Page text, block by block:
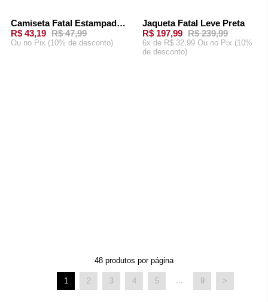
-10%Camiseta Fatal Estampada Azul Marinho
R$ 43,19 R$ 47,99
Ou no Pix (10% de desconto)
-17%
Jaqueta Fatal Leve Preta
R$ 197,99 R$ 239,99
6x de R$ 32,99 Ou no Pix (10%
de desconto)
48 produtos por página
1 2 3 4 5 ... 9 >